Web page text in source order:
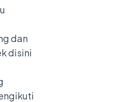
dan
disini